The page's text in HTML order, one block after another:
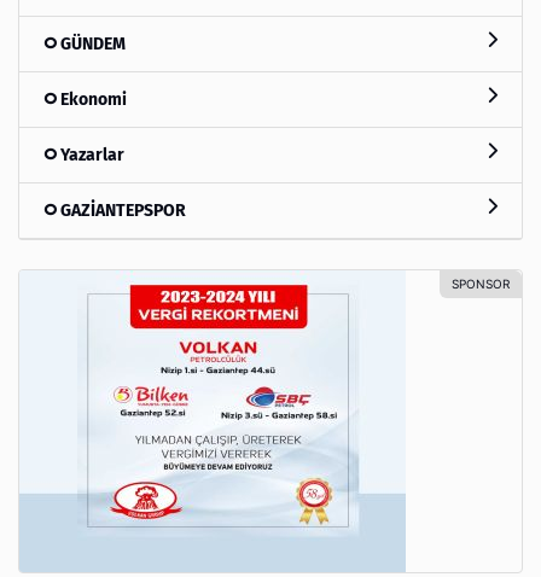
GÜNDEM
Ekonomi
Yazarlar
GAZİANTEPSPOR